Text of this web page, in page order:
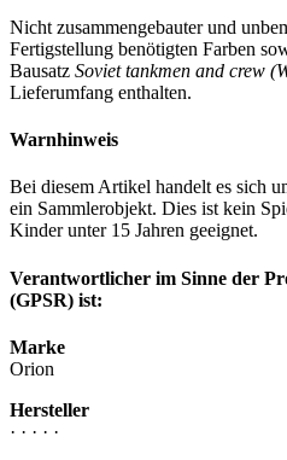
Nicht zusammengebauter und
Fertigstellung benötigten Farben
Bausatz Soviet tankmen and crew
Lieferumfang enthalten.
Warnhinweis
Bei diesem Artikel handelt es sich
ein Sammlerobjekt. Dies ist kein
Kinder unter 15 Jahren geeignet.
Verantwortlicher im Sinne der
(GPSR) ist:
Marke
Orion
Hersteller
· · · · ·